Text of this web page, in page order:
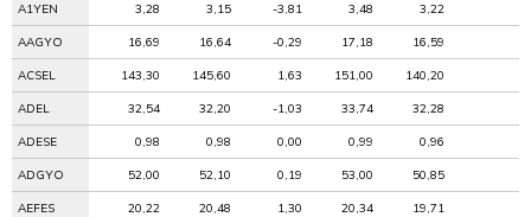
A1YEN 3,28 3,15 -3,81 3,48 3,22
AAGYO 16,69 16,64 -0,29 17,18 16,59
ACSEL 143,30 145,60 1,63 151,00 140,20
ADEL 32,54 32,20 -1,03 33,74 32,28
ADESE 0,98 0,98 0,00 0,99 0,96
ADGYO 52,00 52,10 0,19 53,00 50,85
AEFES 20,22 20,48 1,30 20,34 19,71